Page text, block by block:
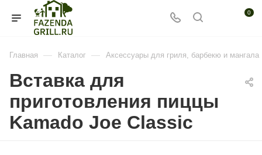
0
Главная — Каталог — Аксессуары для гриля, барбекю и мангала
Вставка для
приготовления пиццы
Kamado Joe Classic